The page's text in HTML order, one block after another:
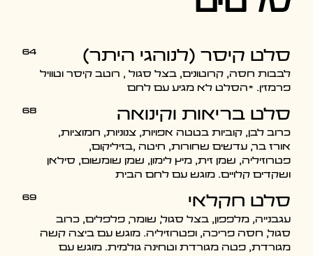
סלט קיסר (לנוהגי היתר)
לבבות חסה, קרוטונים, בצל סגול , רוטב קיסר וטוויל
פרמז'ן. *הסלט לא מגיע עם לחם
64
סלט בריאות וקינואה
כרוב לבן, קוביות בטטה אפויות, צנוניות, חמוציות,
אורז בר, עדשים שחורות, חיטה ,בזיליקום,
פטרוזיליה, שמן זית, מיץ לימון, שמן שומשום, סילאן
ושקדים קלויים. מוגש עם לחם הבית
68
סלט חקלאי
עגבנייה, מלפפון, בצל סגול, שומר, פלפלים, כרוב
סגול, חסה פריכה, ופטרוזיליה. מוגש עם ביצה קשה
מגורדת, פטה מגורדת וטחינה גולמית. מוגש עם
69